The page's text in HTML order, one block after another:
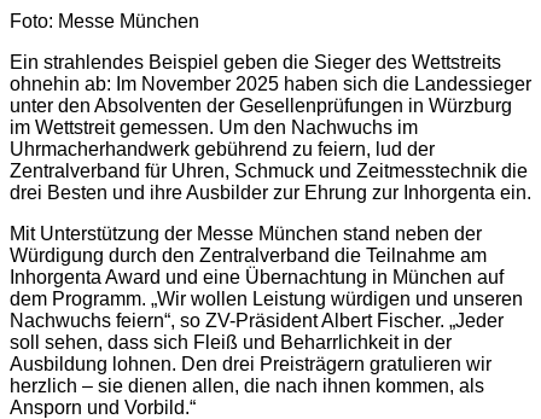
Foto: Messe München
Ein strahlendes Beispiel geben die Sieger des Wettstreits
ohnehin ab: Im November 2025 haben sich die Landessieger
unter den Absolventen der Gesellenprüfungen in Würzburg
im Wettstreit gemessen. Um den Nachwuchs im
Uhrmacherhandwerk gebührend zu feiern, lud der
Zentralverband für Uhren, Schmuck und Zeitmesstechnik die
drei Besten und ihre Ausbilder zur Ehrung zur Inhorgenta ein.
Mit Unterstützung der Messe München stand neben der
Würdigung durch den Zentralverband die Teilnahme am
Inhorgenta Award und eine Übernachtung in München auf
dem Programm. „Wir wollen Leistung würdigen und unseren
Nachwuchs feiern“, so ZV-Präsident Albert Fischer. „Jeder
soll sehen, dass sich Fleiß und Beharrlichkeit in der
Ausbildung lohnen. Den drei Preisträgern gratulieren wir
herzlich – sie dienen allen, die nach ihnen kommen, als
Ansporn und Vorbild.“